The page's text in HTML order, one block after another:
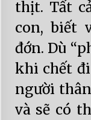
thịt. Tất
con, biết
đớn. Dù
khi chết
người
và sẽ có